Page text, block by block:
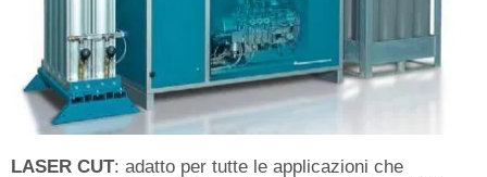
LASER CUT: adatto per tutte le applicazioni che